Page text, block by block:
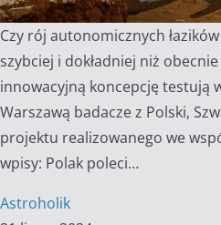
Czy rój autonomicznych
szybciej i dokładniej niż
innowacyjną koncepcję testują
Warszawą badacze z Polski,
projektu realizowanego we
wpisy: Polak poleci…
Astroholik